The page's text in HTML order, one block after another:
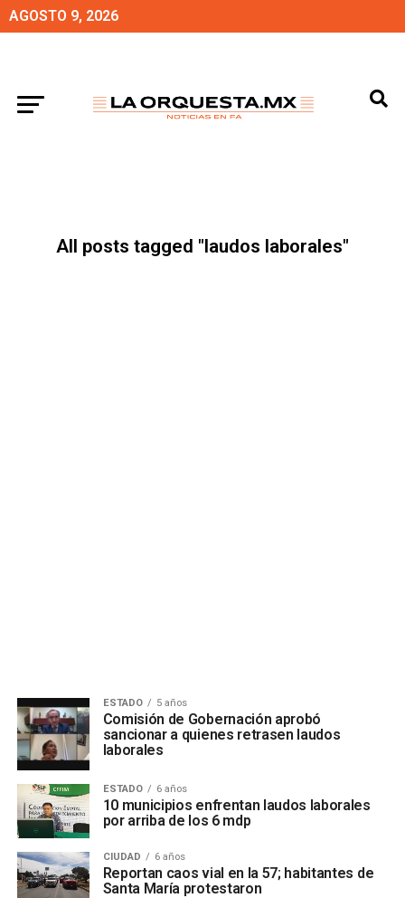
AGOSTO 9, 2026
All posts tagged "laudos laborales"
ESTADO 5 años
Comisión de Gobernación aprobó
sancionar a quienes retrasen laudos
laborales
ESTADO 6 años
10 municipios enfrentan laudos laborales
por arriba de los 6 mdp
CIUDAD 6 años
Reportan caos vial en la 57; habitantes de
Santa María protestaron